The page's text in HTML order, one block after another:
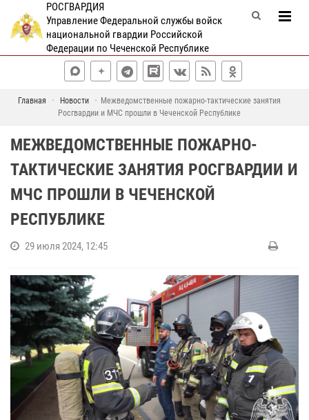
РОСГВАРДИЯ
Управление Федеральной службы войск
национальной гвардии Российской
Федерации по Чеченской Республике
Главная Новости
Межведомственные пожарно-тактические занятия
Росгвардии и МЧС прошли в Чеченской Республике
МЕЖВЕДОМСТВЕННЫЕ ПОЖАРНО-
ТАКТИЧЕСКИЕ ЗАНЯТИЯ РОСГВАРДИИ И
МЧС ПРОШЛИ В ЧЕЧЕНСКОЙ
РЕСПУБЛИКЕ
29 июля 2024, 12:45